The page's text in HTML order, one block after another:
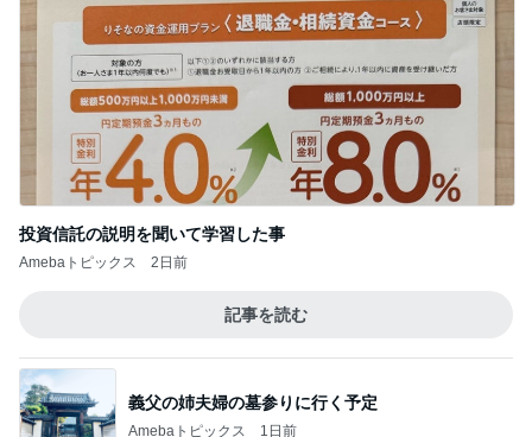
投資信託の説明を聞いて学習した事
Amebaトピックス 2日前
記事を読む
義父の姉夫婦の墓参りに行く予定
Amebaトピックス 1日前